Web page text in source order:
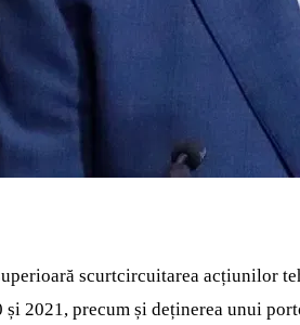
scurtcircuitarea acțiunilor
2021, precum și deținerea unui